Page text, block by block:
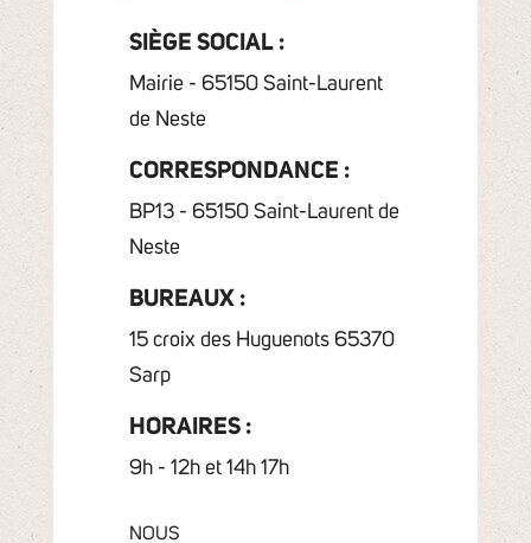
SIÈGE SOCIAL :
Mairie - 65150 Saint-Laurent
de Neste
CORRESPONDANCE :
BP13 - 65150 Saint-Laurent de
Neste
BUREAUX :
15 croix des Huguenots 65370
Sarp
HORAIRES :
9h - 12h et 14h 17h
NOUS